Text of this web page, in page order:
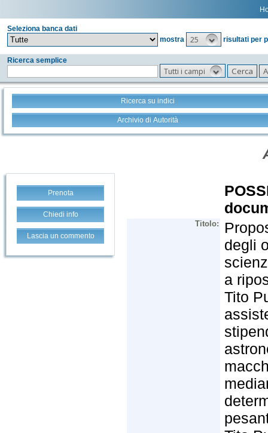
Seleziona banca dati
mostra
25 risultati per
Ricerca semplice
Tutti i campi
Ricerca su indici
Archivio di Autorità
Prenota
Chiedi info
Lascia un commento